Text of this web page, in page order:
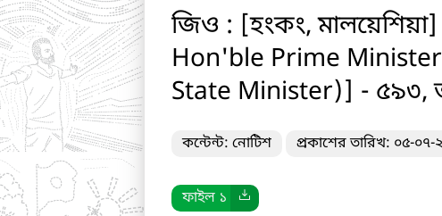
জিও : [হংকং,
Hon'ble Prime
State Minister)] - ৫৯৩,
কন্টেন্ট: নোটিশ প্রকাশের তারিখ: ০৫-০৭-
ফাইল ১